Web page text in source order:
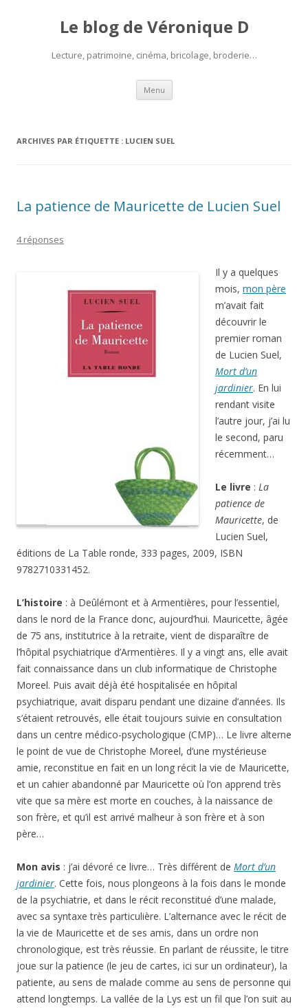
Le blog de Véronique D
Lecture, patrimoine, cinéma, bricolage, broderie…
Menu Aller
contenu
ARCHIVES PAR ÉTIQUETTE : LUCIEN SUEL
La patience de Mauricette de Lucien Suel
4 réponses
Il y a quelques
mois, mon père
m’avait fait
découvrir le
premier roman
de Lucien Suel,
Mort d’un
jardinier. En lui
rendant visite
l’autre jour, j’ai lu
le second, paru
récemment…
Le livre : La
patience de
Mauricette, de
Lucien Suel,
éditions de La Table ronde, 333 pages, 2009, ISBN
9782710331452.
L’histoire : à Deûlémont et à Armentières, pour l’essentiel,
dans le nord de la France donc, aujourd’hui. Mauricette, âgée
de 75 ans, institutrice à la retraite, vient de disparaître de
l’hôpital psychiatrique d’Armentières. Il y a vingt ans, elle avait
fait connaissance dans un club informatique de Christophe
Moreel. Puis avait déjà été hospitalisée en hôpital
psychiatrique, avait disparu pendant une dizaine d’années. Ils
s’étaient retrouvés, elle était toujours suivie en consultation
dans un centre médico-psychologique (CMP)… Le livre alterne
le point de vue de Christophe Moreel, d’une mystérieuse
amie, reconstitue en fait en un long récit la vie de Mauricette,
et un cahier abandonné par Mauricette où l’on apprend très
vite que sa mère est morte en couches, à la naissance de
son frère, et qu’il est arrivé malheur à son frère et à son
père…
Mon avis : j’ai dévoré ce livre… Très différent de Mort d’un
jardinier. Cette fois, nous plongeons à la fois dans le monde
de la psychiatrie, et dans le récit reconstitué d’une malade,
avec sa syntaxe très particulière. L’alternance avec le récit de
la vie de Mauricette et de ses amis, dans un ordre non
chronologique, est très réussie. En parlant de réussite, le titre
joue sur la patience (le jeu de cartes, ici sur un ordinateur), la
patiente, au sens de malade comme au sens de personne qui
attend longtemps. La vallée de la Lys est un fil que l’on suit au